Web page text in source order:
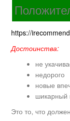
https://
Достоинства:
не
недорого
новые
шикарный
Это то, что